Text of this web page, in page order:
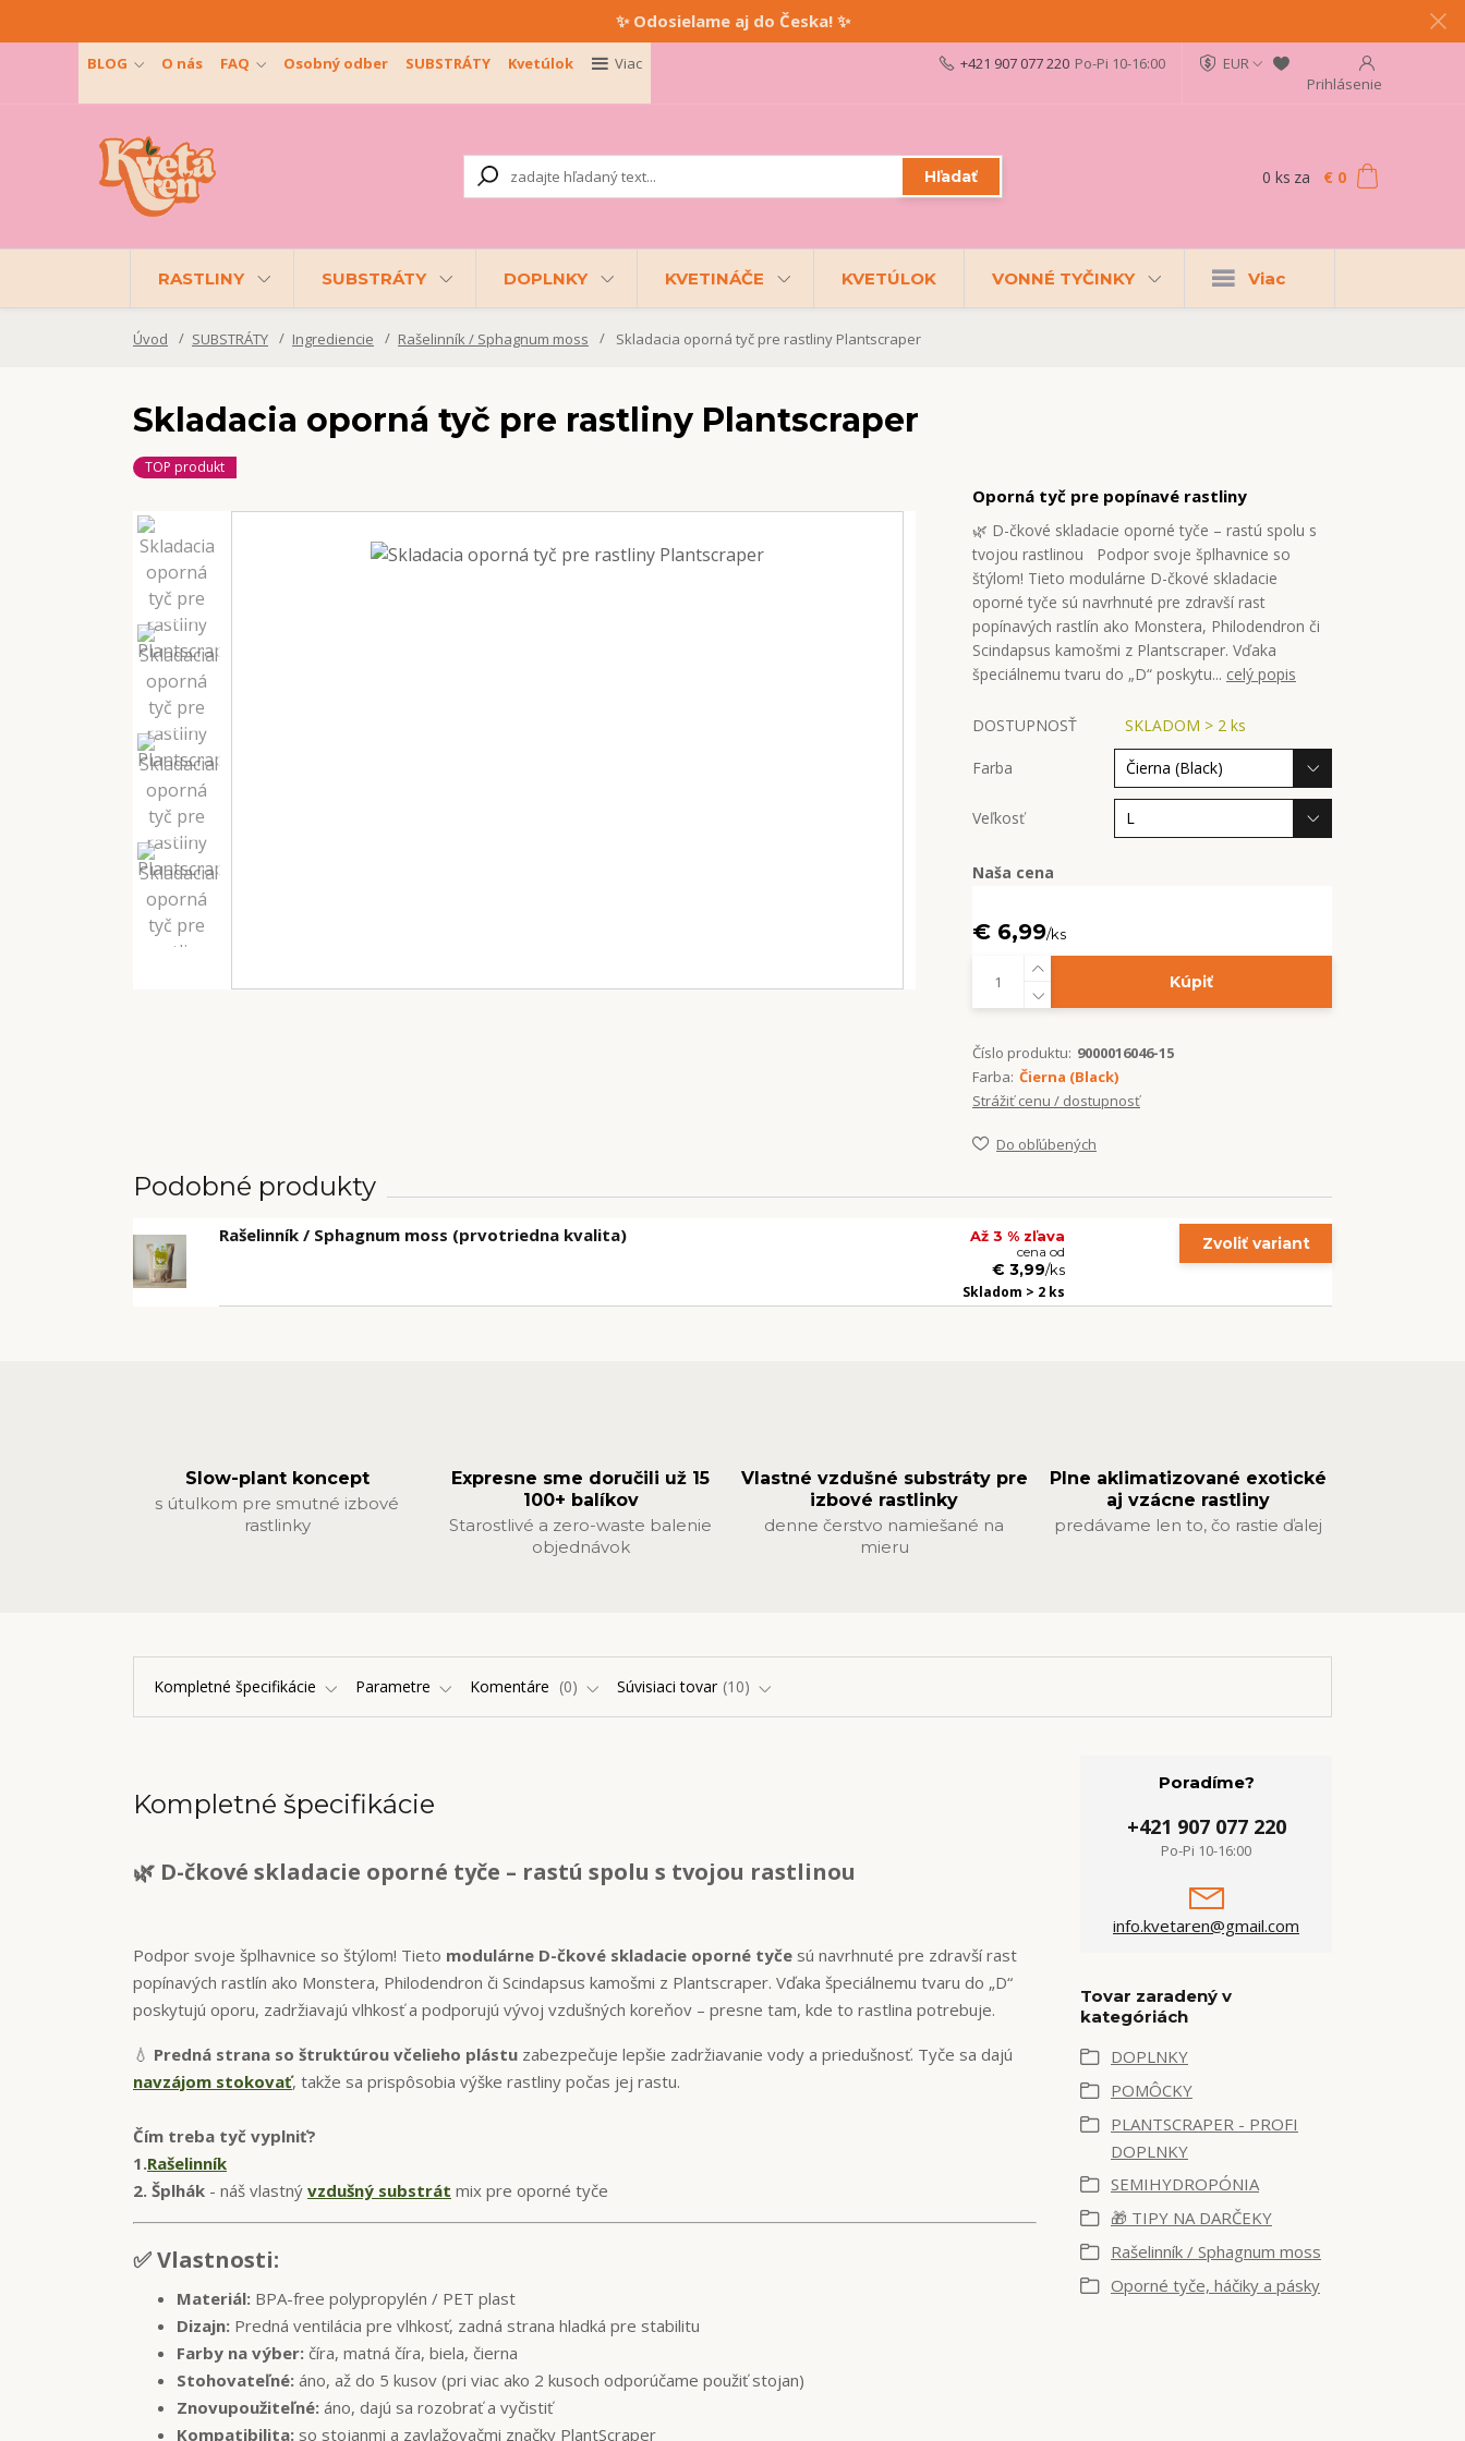
✨ Odosielame aj do Česka! ✨
BLOG O nás FAQ Osobný odber SUBSTRÁTY Kvetúlok Viac
EUR
Prihlásenie
Hľadať
+421 907 077 220 Po-Pi 10-16:00
0 ks za € 0
RASTLINY SUBSTRÁTY DOPLNKY KVETINÁČE KVETÚLOK VONNÉ TYČINKY Viac
Úvod SUBSTRÁTY Ingrediencie Rašelinník / Sphagnum moss Skladacia oporná tyč pre rastliny Plantscraper
Skladacia oporná tyč pre rastliny Plantscraper
TOP produkt
Oporná tyč pre popínavé rastliny
🌿 D-čkové skladacie oporné tyče – rastú spolu s
tvojou rastlinou Podpor svoje šplhavnice so
štýlom! Tieto modulárne D-čkové skladacie
oporné tyče sú navrhnuté pre zdravší rast
popínavých rastlín ako Monstera, Philodendron či
Scindapsus kamošmi z Plantscraper. Vďaka
špeciálnemu tvaru do „D“ poskytu... celý popis
DOSTUPNOSŤ SKLADOM > 2 ks
Farba
Veľkosť
Naša cena
€ 6,99/ks
Kúpiť
Číslo produktu: 9000016046-15
Farba: Čierna (Black)
Strážiť cenu / dostupnosť
Do obľúbených
Podobné produkty
Rašelinník / Sphagnum moss (prvotriedna kvalita) Až 3 % zľava
cena od
€ 3,99/ks
Skladom > 2 ks
Zvoliť variant
Slow-plant koncept
s útulkom pre smutné izbové
rastlinky
Expresne sme doručili už 15
100+ balíkov
Starostlivé a zero-waste balenie
objednávok
Vlastné vzdušné substráty pre
izbové rastlinky
denne čerstvo namiešané na
mieru
Plne aklimatizované exotické
aj vzácne rastliny
predávame len to, čo rastie ďalej
Kompletné špecifikácie Parametre Komentáre 0 Súvisiaci tovar 10
Kompletné špecifikácie
🌿 D-čkové skladacie oporné tyče – rastú spolu s tvojou rastlinou
Podpor svoje šplhavnice so štýlom! Tieto modulárne D-čkové skladacie oporné tyče sú navrhnuté pre zdravší rast
popínavých rastlín ako Monstera, Philodendron či Scindapsus kamošmi z Plantscraper. Vďaka špeciálnemu tvaru do „D“
poskytujú oporu, zadržiavajú vlhkosť a podporujú vývoj vzdušných koreňov – presne tam, kde to rastlina potrebuje.
💧 Predná strana so štruktúrou včelieho plástu zabezpečuje lepšie zadržiavanie vody a priedušnosť. Tyče sa dajú
navzájom stokovať, takže sa prispôsobia výške rastliny počas jej rastu.
Čím treba tyč vyplniť?
1.Rašelinník
2. Šplhák - náš vlastný vzdušný substrát mix pre oporné tyče
✅ Vlastnosti:
Materiál: BPA-free polypropylén / PET plast
Dizajn: Predná ventilácia pre vlhkosť, zadná strana hladká pre stabilitu
Farby na výber: číra, matná číra, biela, čierna
Stohovateľné: áno, až do 5 kusov (pri viac ako 2 kusoch odporúčame použiť stojan)
Znovupoužiteľné: áno, dajú sa rozobrať a vyčistiť
Kompatibilita: so stojanmi a zavlažovačmi značky PlantScraper
Poradíme?
+421 907 077 220
Po-Pi 10-16:00
info.kvetaren@gmail.com
Tovar zaradený v
kategóriách
DOPLNKY
POMÔCKY
PLANTSCRAPER - PROFI
DOPLNKY
SEMIHYDROPÓNIA
🎁 TIPY NA DARČEKY
Rašelinník / Sphagnum moss
Oporné tyče, háčiky a pásky